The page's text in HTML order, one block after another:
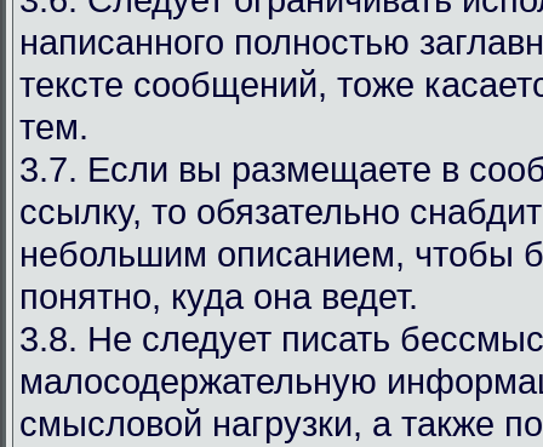
написанного полностью
тексте сообщений, тоже
тем.
3.7. Если вы размещаете в
ссылку, то обязательно
небольшим описанием, чтобы
понятно, куда она ведет.
3.8. Не следует писать
малосодержательную
смысловой нагрузки, а также